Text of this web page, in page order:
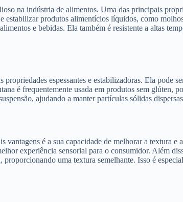
na indústria de alimentos. Uma das principais
estabilizar produtos alimentícios líquidos, como
e bebidas. Ela também é resistente a altas
espessantes e estabilizadoras. Ela pode
é frequentemente usada em produtos sem glúten,
ajudando a manter partículas sólidas
é a sua capacidade de melhorar a textura
experiência sensorial para o consumidor. Além
uma textura semelhante. Isso é